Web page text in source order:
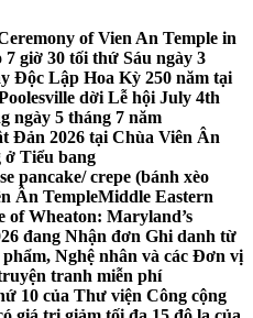
of Vien An Temple in
7 giờ 30 tối thứ Sáu ngày 3
Độc Lập Hoa Kỳ 250 năm tại
dời Lễ hội July 4th
ngày 5 tháng 7 năm
Đản 2026 tại Chùa Viên Ân
Tiểu bang
pancake/ crepe (bánh xèo
Ân TempleMiddle Eastern
of Wheaton: Maryland’s
đang Nhận đơn Ghi danh từ
Nghệ nhân và các Đơn vị
tranh miễn phí
10 của Thư viện Công cộng